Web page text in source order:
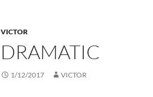
VICTOR
DRAMATIC
1/12/2017 VICTOR